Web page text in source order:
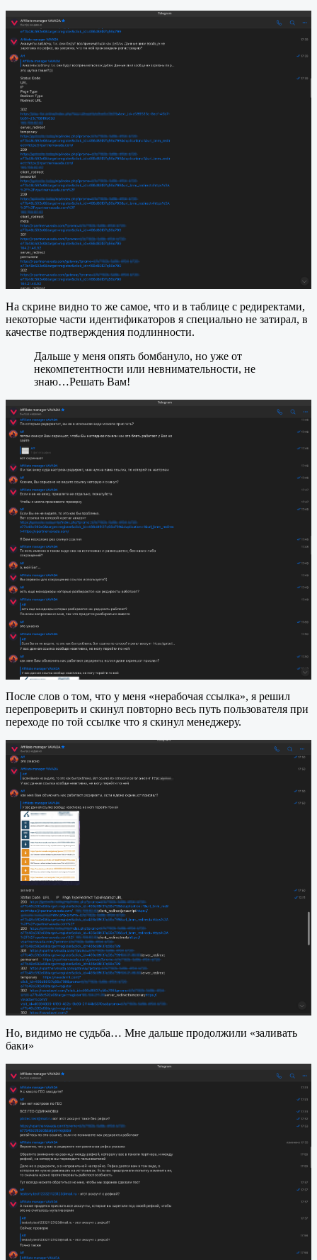
На скрине видно то же самое, что и в таблице с редиректами,
некоторые части идентификаторов я специально не затирал, в
качестве подтверждения подлинности.
Дальше у меня опять бомбануло, но уже от
некомпетентности или невнимательности, не
знаю…Решать Вам!
После слов о том, что у меня «нерабочая ссылка», я решил
перепроверить и скинул повторно весь путь пользователя при
переходе по той ссылке что я скинул менеджеру.
Но, видимо не судьба… Мне дальше продолжили «заливать
баки»